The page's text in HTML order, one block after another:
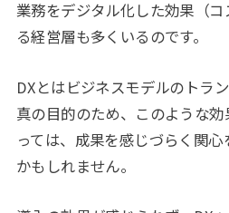
業務をデジタル化した効果（
る経営層も多くいるのです。
DXとはビジネスモデルのトラ
真の目的のため、このような
っては、成果を感じづらく関
かもしれません。